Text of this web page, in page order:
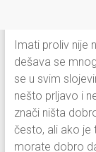
Imati proliv nije
dešava se
se u svim
nešto prljavo i
znači ništa
često, ali ako je
morate dobro